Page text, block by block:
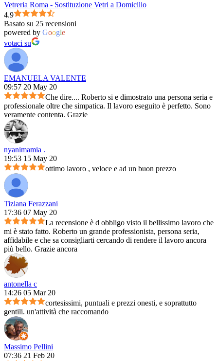
Vetreria Roma - Sostituzione Vetri a Domicilio
4.9
Basato su 25 recensioni
powered by Google
votaci su
EMANUELA VALENTE
09:57 20 May 20
Che dire.... Roberto si e dimostrato una persona seria e
professionale oltre che simpatica. Il lavoro eseguito è perfetto. Sono
veramente contenta. Grazie
nyanimamia .
19:53 15 May 20
ottimo lavoro , veloce e ad un buon prezzo
Tiziana Ferazzani
17:36 07 May 20
La recensione è d obbligo visto il bellissimo lavoro che
mi è stato fatto. Roberto un grande professionista, persona seria,
affidabile e che sa consigliarti cercando di rendere il lavoro ancora
più bello. Grazie ancora
antonella c
14:26 05 Mar 20
cortesissimi, puntuali e prezzi onesti, e soprattutto
gentili. un'attività che raccomando
Massimo Pellini
07:36 21 Feb 20